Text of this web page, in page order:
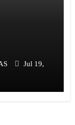
Jul 19,